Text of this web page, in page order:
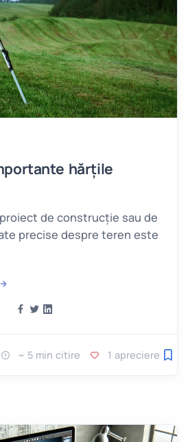
hărțile
de construcție sau de
precise despre teren este
~ 5 min citire 1 apreciere